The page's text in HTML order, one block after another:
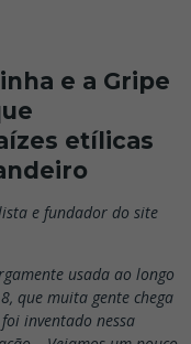
e a Gripe
etílicas
e fundador do site
usada ao longo
que muita gente chega
inventado nessa